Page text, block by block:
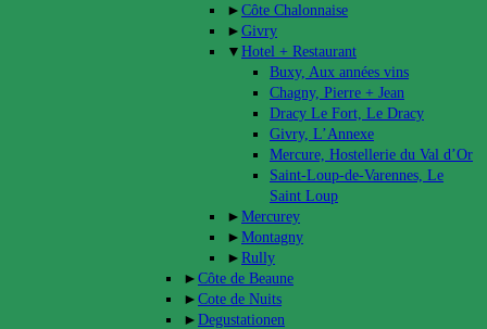
► Côte Chalonnaise
► Givry
▼ Hotel + Restaurant
Buxy, Aux années vins
Chagny, Pierre + Jean
Dracy Le Fort, Le Dracy
Givry, L’Annexe
Mercure, Hostellerie du Val d’Or
Saint-Loup-de-Varennes, Le
Saint Loup
► Mercurey
► Montagny
► Rully
► Côte de Beaune
► Cote de Nuits
► Degustationen